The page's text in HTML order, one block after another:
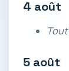
4 août
5 août